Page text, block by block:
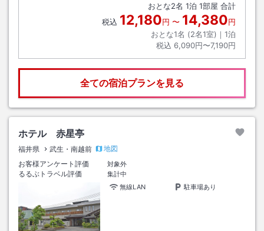
おとな2名 1泊 1部屋 合計
税込 12,180円 〜 14,380円
おとな1名 (2名1室)｜ 1泊
税込 6,090円〜7,190円
全ての宿泊プランを見る
ホテル 赤星亭
福井県 武生・南越前
地図
お客様アンケート評価
対象外
るるぶトラベル評価
集計中
無線LAN
駐車場あり